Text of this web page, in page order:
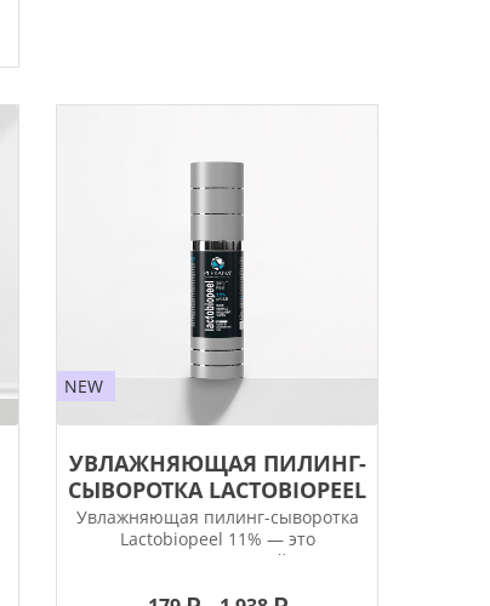
NEW
УВЛАЖНЯЮЩАЯ ПИЛИНГ-
СЫВОРОТКА LACTOBIOPEEL
11%
Увлажняющая пилинг-сыворотка
Lactobiopeel 11% — это
инновационный